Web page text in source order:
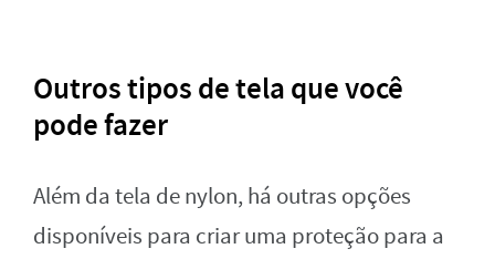
Outros tipos de tela que você
pode fazer
Além da tela de nylon, há outras opções
disponíveis para criar uma proteção para a